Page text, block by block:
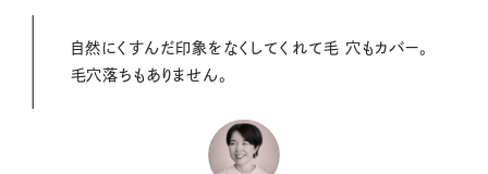
自然にくすんだ印象をなくしてくれて毛 穴もカバー。
毛穴落ちもありません。